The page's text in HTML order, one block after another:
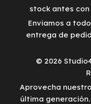
stock antes
Enviamos a
entrega de
© 2026
Aprovecha
última